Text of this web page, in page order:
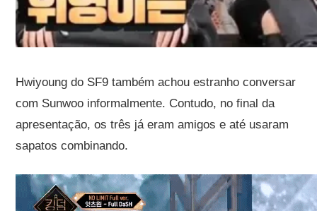
Hwiyoung do SF9 também achou estranho conversar
com Sunwoo informalmente. Contudo, no final da
apresentação, os três já eram amigos e até usaram
sapatos combinando.